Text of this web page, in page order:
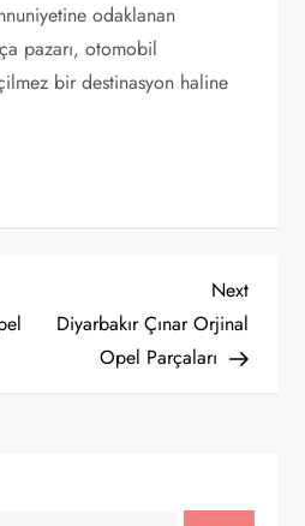
odaklanan
pazarı, otomobil
bir destinasyon haline
Next
Post
Next
Diyarbakır Çınar Orjinal
Opel Parçaları